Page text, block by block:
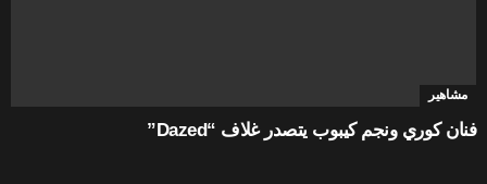
مشاهير
فنان كوري ونجم كيبوب يتصدر غلاف “Dazed”